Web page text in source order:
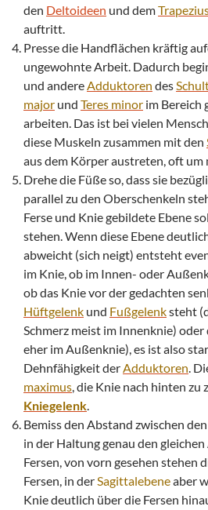
den Deltoideen und dem
auftritt.
Presse die Handflächen kräftig
ungewohnte Arbeit. Dadurch
und andereAdduktoren des
major und Teres minor im Bereich
arbeiten. Das ist bei vielen
diese Muskeln zusammen mit den
aus dem Körper austreten, oft
Drehe die Füße so, dass sie
parallel zu den Oberschenkeln
Ferse und Knie gebildete Ebene
stehen. Wenn diese Ebene
abweicht (sich neigt) entsteht
im Knie, ob im Innen- oder
ob das Knie vor der gedachten
Hüftgelenk und Fußgelenksteht
Schmerz meist im Innenknie)
eher im Außenknie), es ist also
Dehnfähigkeit derAdduktoren.
maximus, die Knie nach hinten zu
Kniegelenk.
Bemiss den Abstand zwischen
in der Haltung genau den
Fersen, von vorn gesehen stehen
Fersen, in derSagittalebeneaber
Knie deutlich über die Fersen